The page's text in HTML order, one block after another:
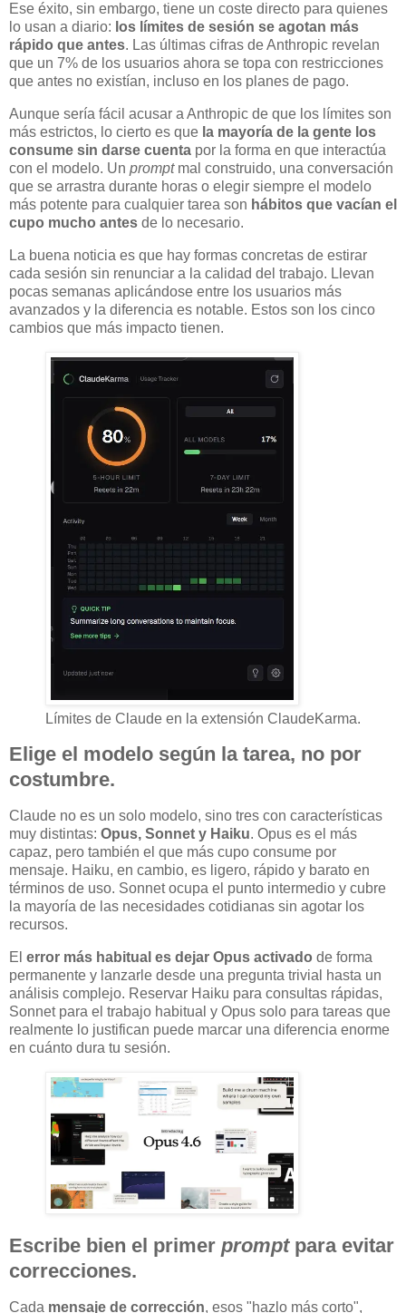
Ese éxito, sin embargo, tiene un coste directo para quienes
lo usan a diario: los límites de sesión se agotan más
rápido que antes. Las últimas cifras de Anthropic revelan
que un 7% de los usuarios ahora se topa con restricciones
que antes no existían, incluso en los planes de pago.
Aunque sería fácil acusar a Anthropic de que los límites son
más estrictos, lo cierto es que la mayoría de la gente los
consume sin darse cuenta por la forma en que interactúa
con el modelo. Un promptmal construido, una conversación
que se arrastra durante horas o elegir siempre el modelo
más potente para cualquier tarea son hábitos que vacían el
cupo mucho antes de lo necesario.
La buena noticia es que hay formas concretas de estirar
cada sesión sin renunciar a la calidad del trabajo. Llevan
pocas semanas aplicándose entre los usuarios más
avanzados y la diferencia es notable. Estos son los cinco
cambios que más impacto tienen.
Límites de Claude en la extensión ClaudeKarma.
Elige el modelo según la tarea, no por
costumbre.
Claude no es un solo modelo, sino tres con características
muy distintas: Opus, Sonnet y Haiku. Opus es el más
capaz, pero también el que más cupo consume por
mensaje. Haiku, en cambio, es ligero, rápido y barato en
términos de uso. Sonnet ocupa el punto intermedio y cubre
la mayoría de las necesidades cotidianas sin agotar los
recursos.
El error más habitual es dejar Opus activado de forma
permanente y lanzarle desde una pregunta trivial hasta un
análisis complejo. Reservar Haiku para consultas rápidas,
Sonnet para el trabajo habitual y Opus solo para tareas que
realmente lo justifican puede marcar una diferencia enorme
en cuánto dura tu sesión.
Escribe bien el primer promptpara evitar
correcciones.
Cada mensaje de corrección, esos "hazlo más corto",